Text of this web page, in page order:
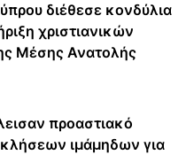
διέθεσε κονδύλια
χριστιανικών
Μέσης Ανατολής
προαστιακό
ιμάμηδων για